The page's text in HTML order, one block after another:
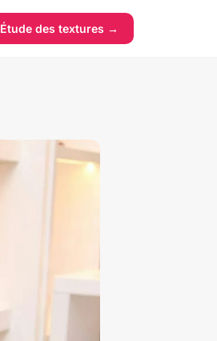
Étude des textures →